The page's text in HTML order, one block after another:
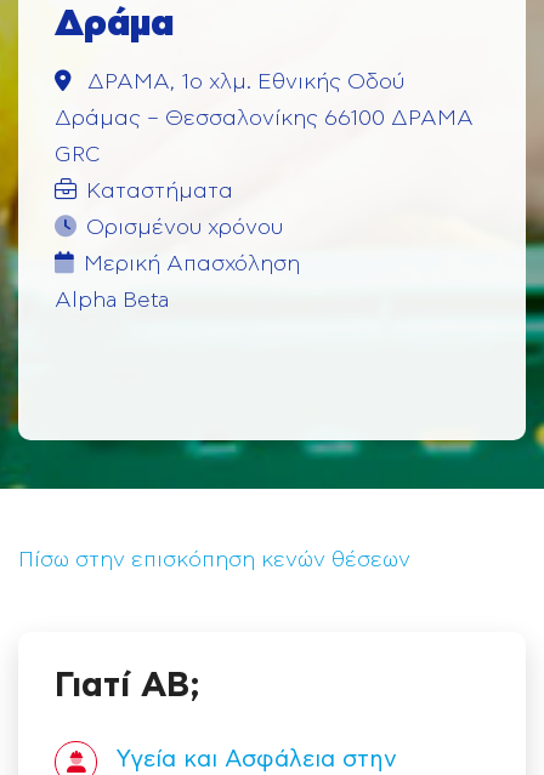
Δράμα
ΔΡΑΜΑ, 1o χλμ. Εθνικής Οδού
Δράμας – Θεσσαλονίκης 66100 ΔΡΑΜΑ
GRC
Καταστήματα
Ορισμένου χρόνου
Μερική Aπασχόληση
Alpha Beta
Πίσω στην επισκόπηση κενών θέσεων
Γιατί ΑΒ;
Υγεία και Ασφάλεια στην